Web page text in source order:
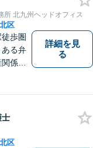
所 北九州ヘッドオフィス
区
徒歩圏
る弁
係・
まで
【宅
詳細を見
る
士
区